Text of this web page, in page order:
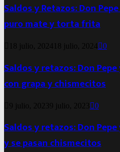
Saldos y Retazos: Don
puro mate y torta frita
18 julio, 2024 18 julio, 2024 0
Saldos y retazos: Don
con grapa y chismecitos
9 julio, 20239 julio, 2023 0
Saldos y retazos: Don
y se pasan chismecitos